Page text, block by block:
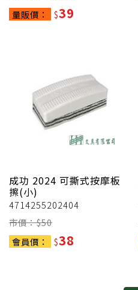
量販價： $39
成功 2024 可撕式按摩板
擦(小)
4714255202404
市價：$50
會員價：
$38